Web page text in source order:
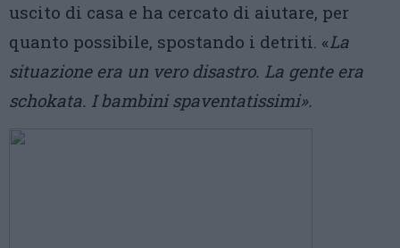
uscito di casa e ha cercato di aiutare, per
quanto possibile, spostando i detriti. «La
situazione era un vero disastro. La gente era
schokata. I bambini spaventatissimi».